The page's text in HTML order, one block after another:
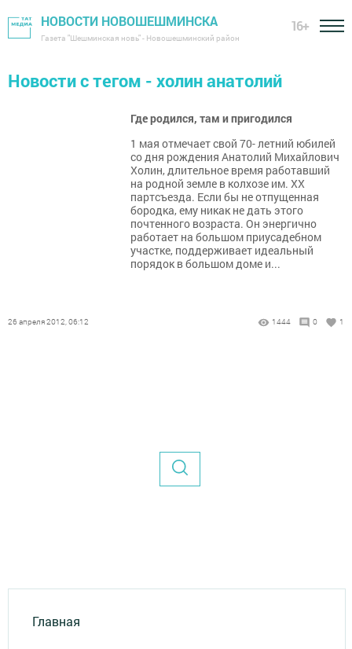
НОВОСТИ НОВОШЕШМИНСКА
Газета "Шешминская новь" - Новошешминский район
16+
Новости с тегом - холин анатолий
Где родился, там и пригодился
1 мая отмечает свой 70- летний юбилей
со дня рождения Анатолий Михайлович
Холин, длительное время работавший
на родной земле в колхозе им. ХХ
партсъезда. Если бы не отпущенная
бородка, ему никак не дать этого
почтенного возраста. Он энергично
работает на большом приусадебном
участке, поддерживает идеальный
порядок в большом доме и...
26 апреля 2012, 06:12 1444 0 1
Главная